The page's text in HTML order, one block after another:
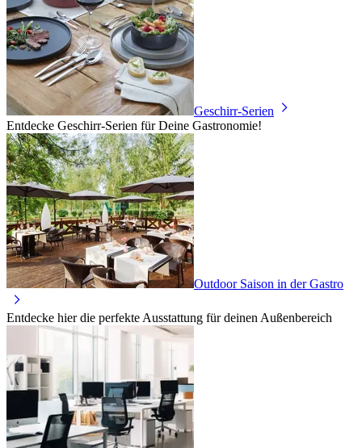
Geschirr-Serien
Entdecke Geschirr-Serien für Deine Gastronomie!
Outdoor Saison in der Gastro
Entdecke hier die perfekte Ausstattung für deinen Außenbereich